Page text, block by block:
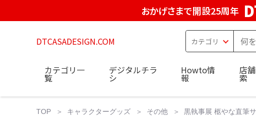
おかげさまで開設25周年
DTCASADESIGN.COM
カテゴリ一
覧
デジタルチラ
シ
Howto情
報
店
索
TOP キャラクターグッズ その他 黒執事展 柩やな直筆